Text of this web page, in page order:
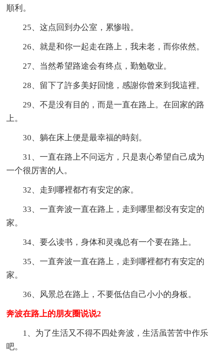
順利。
25、这点回到办公室，累惨啦。
26、就是和你一起走在路上，我未老，而你依然。
27、当然希望路途会有终点，勤勉敬业。
28、留下了許多美好回憶，感謝你曾來到我這裡。
29、不是没有目的，而是一直在路上。在回家的路
上。
30、躺在床上便是最幸福的時刻。
31、一直在路上不问远方，只是衷心希望自己成为
一个很厉害的人。
32、走到哪裡都冇有安定的家。
33、一直奔波一直在路上，走到哪里都没有安定的
家。
34、要么读书，身体和灵魂总有一个要在路上。
35、一直奔波一直在路上，走到哪裡都冇有安定的
家。
36、风景总在路上，不要低估自己小小的身板。
奔波在路上的朋友圈说说2
1、为了生活又不得不四处奔波，生活虽苦苦中作乐
吧。